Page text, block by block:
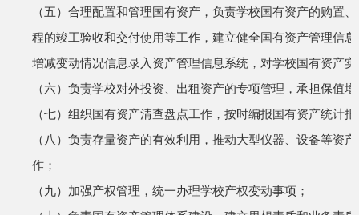
（五）合理配置和管理国有资产，负责学校国有资产的购置
程的竣工验收和交付使用等工作，建立健全国有资产管理信
增减变动情况信息录入资产管理信息系统，对学校国有资产
（六）负责学校对外投资、出租资产的专项管理，承担保值
（七）组织国有资产清查盘点工作，按时编报国有资产统计
（八）负责存量资产的有效利用，推动大型仪器、设备等资
作；
（九）加强产权管理，统一办理学校产权变动事项；